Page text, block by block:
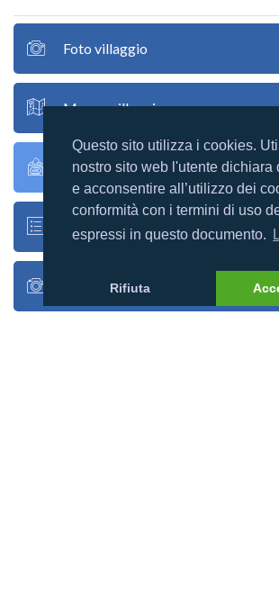
Questo sito utilizza i cookies.
nostro sito web l'utente dichiara
e acconsentire all’utilizzo dei
conformità con i termini di uso
espressi in questo documento.
Rifiuta
Foto villaggio
Mappa villaggio
Recensioni utenti
Racconti utenti
Foto utenti